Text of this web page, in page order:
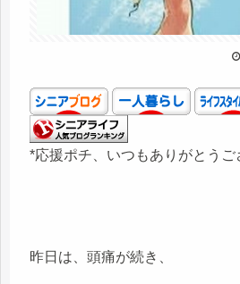
*応援ポチ、いつもありがとうご
昨日は、頭痛が続き、